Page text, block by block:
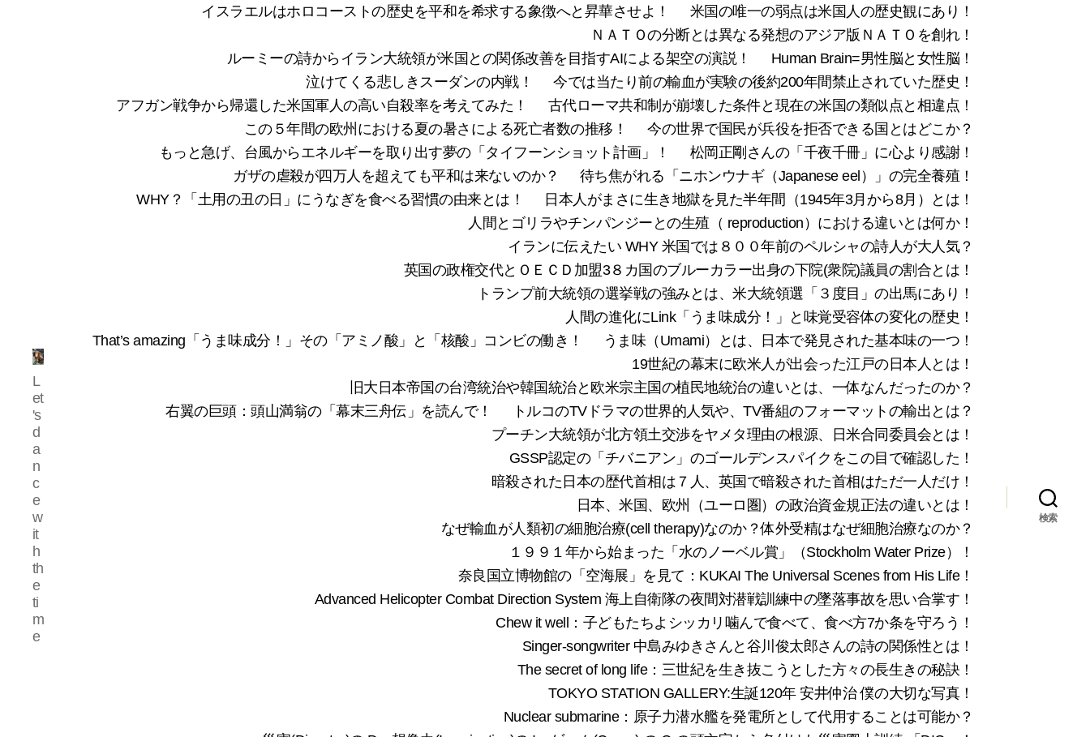
My
心
の
さ
さ
や
き！
L
et
's
d
a
n
c
e
w
it
h
th
e
ti
m
e
イスラエルはホロコーストの歴史を平和を希求する象徴へと昇華させよ！
米国の唯一の弱点は米国人の歴史観にあり！
ＮＡＴＯの分断とは異なる発想のアジア版ＮＡＴＯを創れ！
ルーミーの詩からイラン大統領が米国との関係改善を目指すAIによる架空の演説！
Human Brain=男性脳と女性脳！
泣けてくる悲しきスーダンの内戦！
今では当たり前の輸血が実験の後約200年間禁止されていた歴史！
アフガン戦争から帰還した米国軍人の高い自殺率を考えてみた！
古代ローマ共和制が崩壊した条件と現在の米国の類似点と相違点！
この５年間の欧州における夏の暑さによる死亡者数の推移！
今の世界で国民が兵役を拒否できる国とはどこか？
もっと急げ、台風からエネルギーを取り出す夢の「タイフーンショット計画」！
松岡正剛さんの「千夜千冊」に心より感謝！
ガザの虐殺が四万人を超えても平和は来ないのか？
待ち焦がれる「ニホンウナギ（Japanese eel）」の完全養殖！
WHY？「土用の丑の日」にうなぎを食べる習慣の由来とは！
日本人がまさに生き地獄を見た半年間（1945年3月から8月）とは！
人間とゴリラやチンパンジーとの生殖（ reproduction）における違いとは何か！
イランに伝えたい WHY 米国では８００年前のペルシャの詩人が大人気？
英国の政権交代とＯＥＣＤ加盟3８カ国のブルーカラー出身の下院(衆院)議員の割合とは！
トランプ前大統領の選挙戦の強みとは、米大統領選「３度目」の出馬にあり！
人間の進化にLink「うま味成分！」と味覚受容体の変化の歴史！
That’s amazing「うま味成分！」その「アミノ酸」と「核酸」コンビの働き！
うま味（Umami）とは、日本で発見された基本味の一つ！
19世紀の幕末に欧米人が出会った江戸の日本人とは！
旧大日本帝国の台湾統治や韓国統治と欧米宗主国の植民地統治の違いとは、一体なんだったのか？
右翼の巨頭：頭山満翁の「幕末三舟伝」を読んで！
トルコのTVドラマの世界的人気や、TV番組のフォーマットの輸出とは？
プーチン大統領が北方領土交渉をヤメタ理由の根源、日米合同委員会とは！
GSSP認定の「チバニアン」のゴールデンスパイクをこの目で確認した！
暗殺された日本の歴代首相は７人、英国で暗殺された首相はただ一人だけ！
日本、米国、欧州（ユーロ圏）の政治資金規正法の違いとは！
なぜ輸血が人類初の細胞治療(cell therapy)なのか？体外受精はなぜ細胞治療なのか？
１９９１年から始まった「水のノーベル賞」（Stockholm Water Prize）！
奈良国立博物館の「空海展」を見て：KUKAI The Universal Scenes from His Life！
Advanced Helicopter Combat Direction System 海上自衛隊の夜間対潜戦訓練中の墜落事故を思い合掌す！
Chew it well：子どもたちよシッカリ噛んで食べて、食べ方7か条を守ろう！
Singer-songwriter 中島みゆきさんと谷川俊太郎さんの詩の関係性とは！
The secret of long life：三世紀を生き抜こうとした方々の長生きの秘訣！
TOKYO STATION GALLERY:生誕120年 安井仲治 僕の大切な写真！
Nuclear submarine：原子力潜水艦を発電所として代用することは可能か？
検索